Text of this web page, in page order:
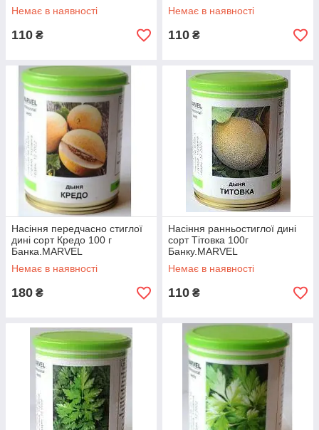
Немає в наявності
110 ₴
Немає в наявності
110 ₴
Насіння передчасно стиглої
дині сорт Кредо 100 г
Банка.MARVEL
Немає в наявності
180 ₴
Насіння ранньостиглої дині
сорт Тітовка 100г
Банку.MARVEL
Немає в наявності
110 ₴